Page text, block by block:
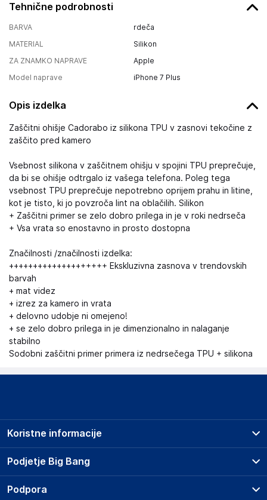
Tehnične podrobnosti
BARVA
rdeča
MATERIAL
Silikon
ZA ZNAMKO NAPRAVE
Apple
Model naprave
iPhone 7 Plus
Opis izdelka
Zaščitni ohišje Cadorabo iz silikona TPU v zasnovi tekočine z
zaščito pred kamero
Vsebnost silikona v zaščitnem ohišju v spojini TPU preprečuje,
da bi se ohišje odtrgalo iz vašega telefona. Poleg tega
vsebnost TPU preprečuje nepotrebno oprijem prahu in litine,
kot je tisto, ki jo povzroča lint na oblačilih. Silikon
+ Zaščitni primer se zelo dobro prilega in je v roki nedrseča
+ Vsa vrata so enostavno in prosto dostopna
Značilnosti /značilnosti izdelka:
++++++++++++++++++++ Ekskluzivna zasnova v trendovskih
barvah
+ mat videz
+ izrez za kamero in vrata
+ delovno udobje ni omejeno!
+ se zelo dobro prilega in je dimenzionalno in nalaganje
stabilno
Sodobni zaščitni primer primera iz nedrsečega TPU + silikona
Podjetje Big Bang
O podjetju
Koristne informacije
Prodajna mesta
Storitve
Podpora